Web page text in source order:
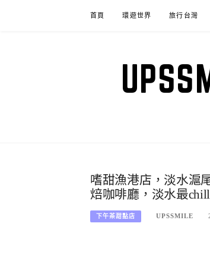
首頁 環遊世界 旅行台灣
嗜甜漁港店，淡水滬
焙咖啡廳，淡水最
下午茶甜點店 UPSSMILE